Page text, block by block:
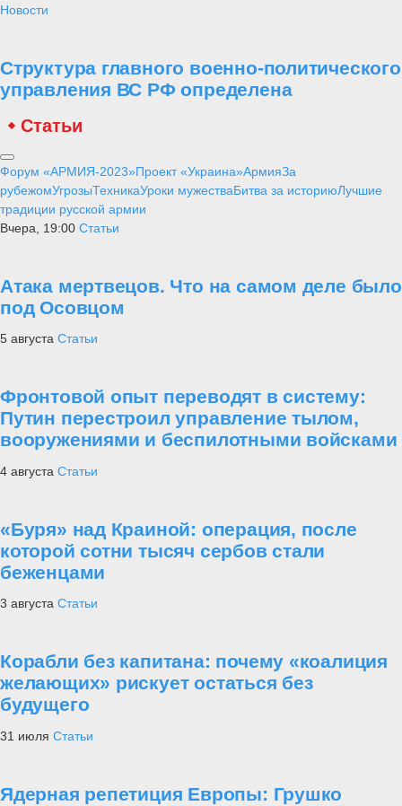
Новости
Структура главного военно-политического
управления ВС РФ определена
Статьи
Форум «АРМИЯ-2023»Проект «Украина»АрмияЗа
рубежомУгрозыТехникаУроки мужестваБитва за историюЛучшие
традиции русской армии
Вчера, 19:00 Статьи
Атака мертвецов. Что на самом деле было
под Осовцом
5 августа Статьи
Фронтовой опыт переводят в систему:
Путин перестроил управление тылом,
вооружениями и беспилотными войсками
4 августа Статьи
«Буря» над Краиной: операция, после
которой сотни тысяч сербов стали
беженцами
3 августа Статьи
Корабли без капитана: почему «коалиция
желающих» рискует остаться без
будущего
31 июля Статьи
Ядерная репетиция Европы: Грушко